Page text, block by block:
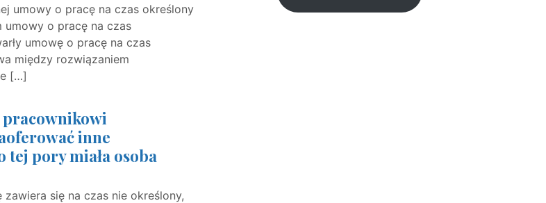
umowy o pracę na czas określony
umowy o pracę na czas
umowę o pracę na czas
między rozwiązaniem
[…]
pracownikowi
inne
tej pory miała osoba
się na czas nie określony,